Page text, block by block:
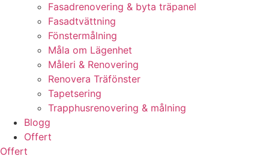
Fasadrenovering & byta träpanel
Fasadtvättning
Fönstermålning
Måla om Lägenhet
Måleri & Renovering
Renovera Träfönster
Tapetsering
Trapphusrenovering & målning
Blogg
Offert
Offert